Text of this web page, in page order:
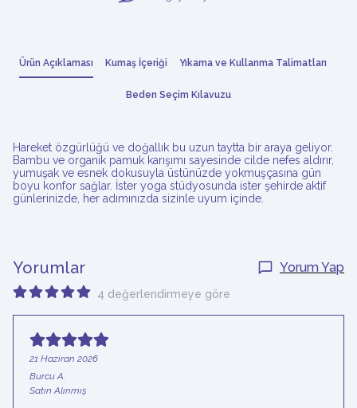
Ürün Açıklaması Kumaş İçeriği Yıkama ve Kullanma Talimatları
Beden Seçim Kılavuzu
Hareket özgürlüğü ve doğallık bu uzun taytta bir araya geliyor.
Bambu ve organik pamuk karışımı sayesinde cilde nefes aldırır,
yumuşak ve esnek dokusuyla üstünüzde yokmuşçasına gün
boyu konfor sağlar. İster yoga stüdyosunda ister şehirde aktif
günlerinizde, her adımınızda sizinle uyum içinde.
Yorumlar Yorum Yap
4 değerlendirmeye göre
21 Haziran 2026
Burcu A.
Satın Alınmış